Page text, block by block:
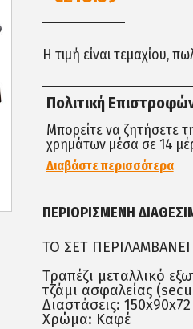
Η τιμή είναι τεμαχίου,
Πολιτική
Μπορείτε να ζητήσετε
χρημάτων μέσα σε 14
Διαβάστε περισσότερα
ΠΕΡΙΟΡΙΣΜΈΝΗ
ΤΟ ΣΕΤ ΠΕΡΙΛΑΜΒΑΝΕΙ
Τραπέζι μεταλλικό
τζάμι ασφαλείας
Διαστάσεις:
Χρώμα: Καφέ